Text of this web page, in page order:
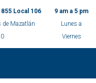
Local 106
de Mazatlán
9 am a 5 pm
Lunes a
Viernes